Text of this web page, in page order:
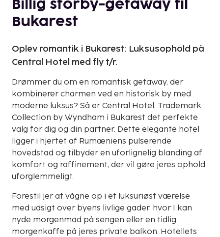
Billig storby-getaway til
Bukarest
Oplev romantik i Bukarest: Luksusophold på
Central Hotel med fly t/r.
Drømmer du om en romantisk getaway, der
kombinerer charmen ved en historisk by med
moderne luksus? Så er Central Hotel, Trademark
Collection by Wyndham i Bukarest det perfekte
valg for dig og din partner. Dette elegante hotel
ligger i hjertet af Rumæniens pulserende
hovedstad og tilbyder en uforlignelig blanding af
komfort og raffinement, der vil gøre jeres ophold
uforglemmeligt.
Forestil jer at vågne op i et luksuriøst værelse
med udsigt over byens livlige gader, hvor I kan
nyde morgenmad på sengen eller en tidlig
morgenkaffe på jeres private balkon. Hotellets